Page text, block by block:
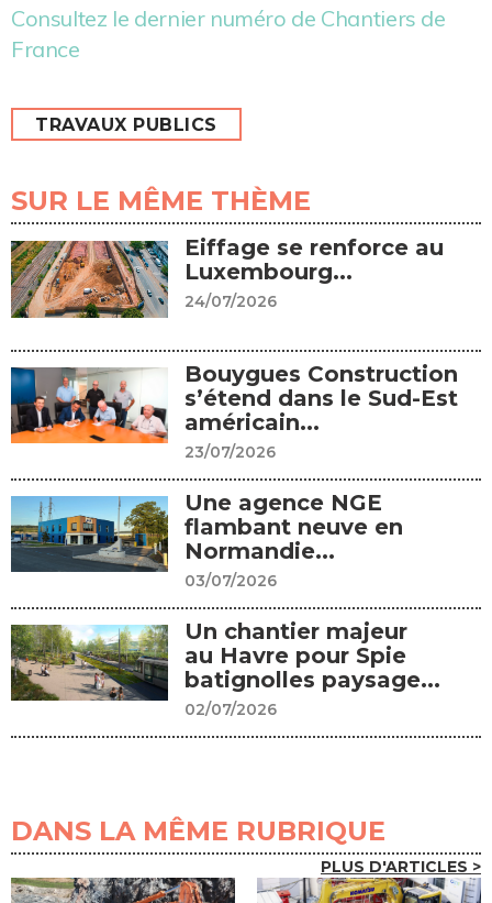
Consultez le dernier numéro de Chantiers de
France
TRAVAUX PUBLICS
SUR LE MÊME THÈME
Eiffage se renforce au
Luxembourg...
24/07/2026
Bouygues Construction
s’étend dans le Sud-Est
américain...
23/07/2026
Une agence NGE
flambant neuve en
Normandie...
03/07/2026
Un chantier majeur
au Havre pour Spie
batignolles paysage...
02/07/2026
DANS LA MÊME RUBRIQUE
PLUS D'ARTICLES >